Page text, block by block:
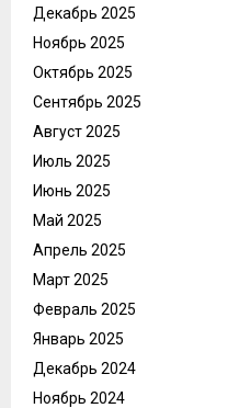
Декабрь 2025
Ноябрь 2025
Октябрь 2025
Сентябрь 2025
Август 2025
Июль 2025
Июнь 2025
Май 2025
Апрель 2025
Март 2025
Февраль 2025
Январь 2025
Декабрь 2024
Ноябрь 2024